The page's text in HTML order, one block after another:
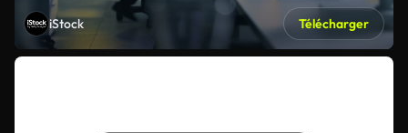
iStock Télécharger